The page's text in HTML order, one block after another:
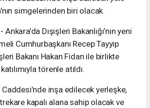
simgelerinden biri olacak.
Dışişleri Bakanlığı’nın yeni
Cumhurbaşkanı Recep Tayyip
Bakanı Hakan Fidan ile birlikte
törenle atıldı.
Caddesi’nde inşa edilecek yerleşke,
kapalı alana sahip olacak ve